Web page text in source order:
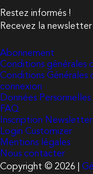
Restez informés !
Recevez la newsletter
Abonnement
Conditions générales
Conditions Générales
connexion
Données Personnelles
FAQ
Inscription Newsletter
Login Customizer
Mentions légales
Nous contacter
Copyright © 2026 |